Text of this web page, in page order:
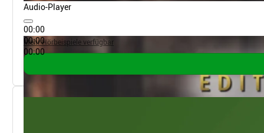
Audio-Player
00:00
00:00
00:00
Mehr Hörbeispiele verfügbar